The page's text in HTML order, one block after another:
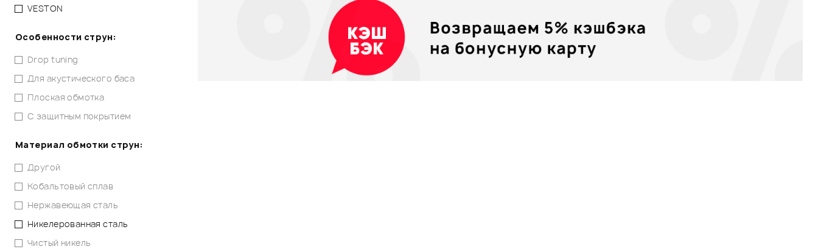
VESTON
Особенности струн:
Drop tuning
Для акустического баса
Плоская обмотка
С защитным покрытием
Материал обмотки струн:
Другой
Кобальтовый сплав
Нержавеющая сталь
Никелерованная сталь
Чистый никель